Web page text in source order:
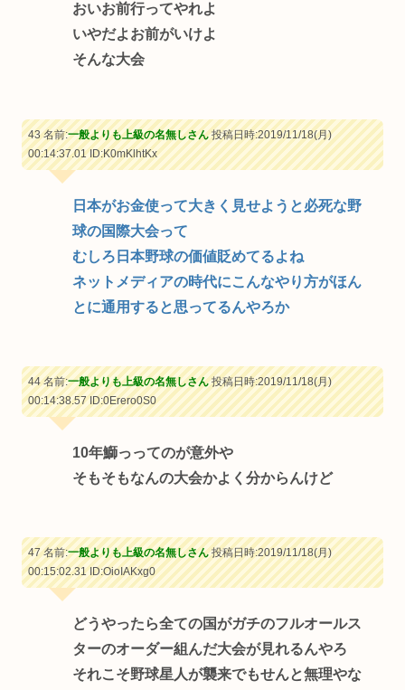
おいお前行ってやれよ
いやだよお前がいけよ
そんな大会
43 名前:一般よりも上級の名無しさん投稿日時:2019/11/18(月)
00:14:37.01ID:K0mKlhtKx
日本がお金使って大きく見せようと必死な野
球の国際大会って
むしろ日本野球の価値貶めてるよね
ネットメディアの時代にこんなやり方がほん
とに通用すると思ってるんやろか
44 名前:一般よりも上級の名無しさん投稿日時:2019/11/18(月)
00:14:38.57ID:0Erero0S0
10年鰤っってのが意外や
そもそもなんの大会かよく分からんけど
47 名前:一般よりも上級の名無しさん投稿日時:2019/11/18(月)
00:15:02.31ID:OioIAKxg0
どうやったら全ての国がガチのフルオールス
ターのオーダー組んだ大会が見れるんやろ
それこそ野球星人が襲来でもせんと無理やな